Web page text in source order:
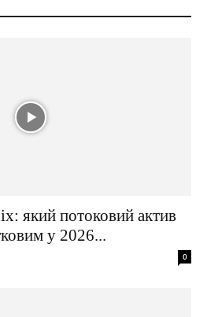
який потоковий актив
у 2026...
0